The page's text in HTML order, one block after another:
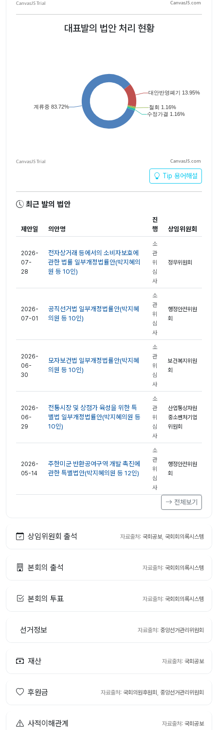
CanvasJS.com
대표발의 법안 처리 현황
CanvasJS.com
Tip 용어해설
최근 발의 법안
제안일 의안명
진
행
상임위원회
2026-
07-
28
전자상거래 등에서의 소비자보호에
관한 법률 일부개정법률안(박지혜의
원 등 10인)
소
관
위
심
사
정무위원회
2026-
07-01
공직선거법 일부개정법률안(박지혜
의원 등 10인)
소
관
위
심
사
행정안전위원
회
2026-
06-
30
모자보건법 일부개정법률안(박지혜
의원 등 10인)
소
관
위
심
사
보건복지위원
회
2026-
06-
29
전통시장 및 상점가 육성을 위한 특
별법 일부개정법률안(박지혜의원 등
10인)
소
관
위
심
사
산업통상자원
중소벤처기업
위원회
2026-
05-14
주한미군 반환공여구역 개발 촉진에
관한 특별법안(박지혜의원 등 12인)
소
관
위
심
사
행정안전위원
회
전체보기
상임위원회 출석 자료출처: 국회공보, 국회회의록시스템
본회의 출석 자료출처: 국회회의록시스템
본회의 투표 자료출처: 국회회의록시스템
선거정보 자료출처: 중앙선거관리위원회
재산 자료출처: 국회공보
후원금 자료출처: 국회의원후원회 중앙선거관리위원회
사적이해관계 자료출처: 국회공보